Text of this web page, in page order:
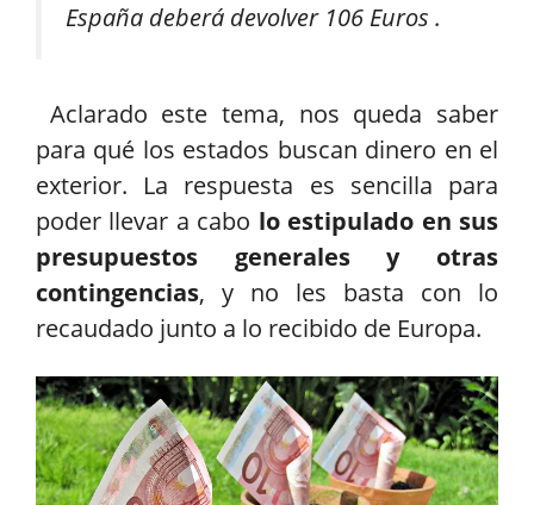
España deberá devolver 106 Euros .
Aclarado este tema, nos queda saber
para qué los estados buscan dinero en el
exterior. La respuesta es sencilla para
poder llevar a cabo lo estipulado en sus
presupuestos generales y otras
contingencias, y no les basta con lo
recaudado junto a lo recibido de Europa.